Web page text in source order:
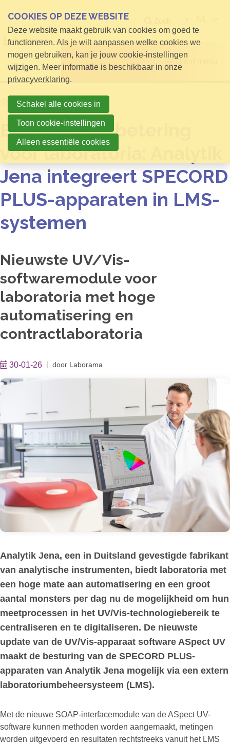
Open menu
HomeInfo voor Bezoekers
Efficiëntieverbetering
voor laboratoria: Analytik
Jena integreert SPECORD
PLUS-apparaten in LMS-
systemen
Nieuwste UV/Vis-
softwaremodule voor
laboratoria met hoge
automatisering en
contractlaboratoria
30-01-26 door Laborama
Analytik Jena, een in Duitsland gevestigde fabrikant
van analytische instrumenten, biedt laboratoria met
een hoge mate aan automatisering en een groot
aantal monsters per dag nu de mogelijkheid om hun
meetprocessen in het UV/Vis-technologiebereik te
centraliseren en te digitaliseren. De nieuwste
update van de UV/Vis-apparaat software ASpect UV
maakt de besturing van de SPECORD PLUS-
apparaten van Analytik Jena mogelijk via een extern
laboratoriumbeheersysteem (LMS).
Met de nieuwe SOAP-interfacemodule van de ASpect UV-
software kunnen methoden worden aangemaakt, metingen
worden uitgevoerd en resultaten rechtstreeks vanuit het LMS
COOKIES OP DEZE WEBSITE
Deze website maakt gebruik van cookies om goed te
functioneren. Als je wilt aanpassen welke cookies we
mogen gebruiken, kan je jouw cookie-instellingen
wijzigen. Meer informatie is beschikbaar in onze
privacyverklaring.
Schakel alle cookies in
Toon cookie-instellingen
Alleen essentiële cookies